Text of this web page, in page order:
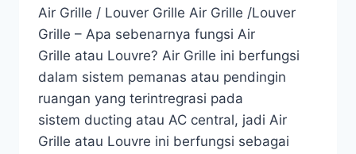
Air Grille / Louver Grille Air Grille /Louver
Grille – Apa sebenarnya fungsi Air
Grille atau Louvre? Air Grille ini berfungsi
dalam sistem pemanas atau pendingin
ruangan yang terintregrasi pada
sistem ducting atau AC central, jadi Air
Grille atau Louvre ini berfungsi sebagai